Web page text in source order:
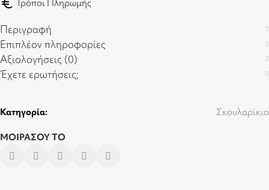
Τρόποι Πληρωμής
Περιγραφή
Επιπλέον πληροφορίες
Αξιολογήσεις (0)
Έχετε ερωτήσεις;
Κατηγορία: Σκουλαρίκια
ΜΟΙΡΑΣΟΥ ΤΟ